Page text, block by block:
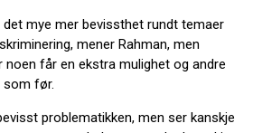
mye mer bevissthet rundt temaer
mener Rahman, men
noen får en ekstra mulighet og andre
som før.
problematikken, men ser kanskje